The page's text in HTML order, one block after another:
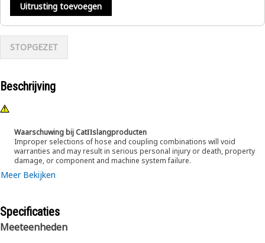
Uitrusting toevoegen
STOPGEZET
Beschrijving
Waarschuwing bij CatΠslangproducten
Improper selections of hose and coupling combinations will void
warranties and may result in serious personal injury or death, property
damage, or component and machine system failure.
Meer Bekijken
Specificaties
Meeteenheden